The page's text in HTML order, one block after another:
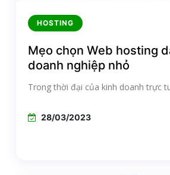
HOSTING
Mẹo chọn Web hosting
doanh nghiệp nhỏ
Trong thời đại của kinh doanh trực
28/03/2023